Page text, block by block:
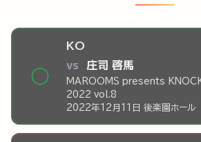
◯
KO
vs 庄司 啓馬
MAROOMS presents
2022 vol.8
2022年12月11日 後楽園ホール